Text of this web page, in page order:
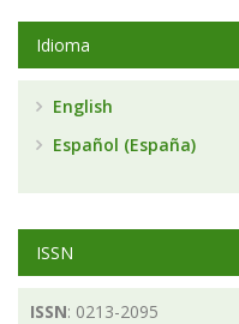
Idioma
English
Español (España)
ISSN
ISSN: 0213-2095